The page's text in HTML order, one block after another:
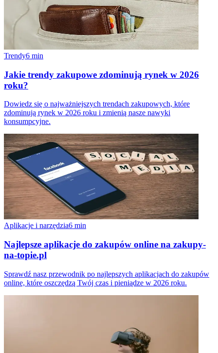
Trendy6 min
Jakie trendy zakupowe zdominują rynek w 2026
roku?
Dowiedz się o najważniejszych trendach zakupowych, które
zdominują rynek w 2026 roku i zmienią nasze nawyki
konsumpcyjne.
Aplikacje i narzędzia6 min
Najlepsze aplikacje do zakupów online na zakupy-
na-topie.pl
Sprawdź nasz przewodnik po najlepszych aplikacjach do zakupów
online, które oszczędzą Twój czas i pieniądze w 2026 roku.